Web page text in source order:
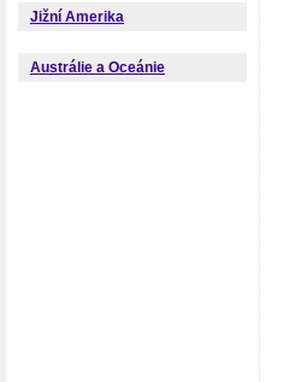
Jižní Amerika
Austrálie a Oceánie